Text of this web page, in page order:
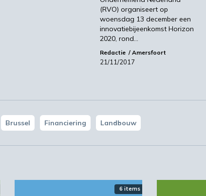
(RVO) organiseert op
woensdag 13 december een
innovatiebijeenkomst Horizon
2020, rond…
Redactie Amersfoort
21/11/2017
Brussel Financiering Landbouw
6 items